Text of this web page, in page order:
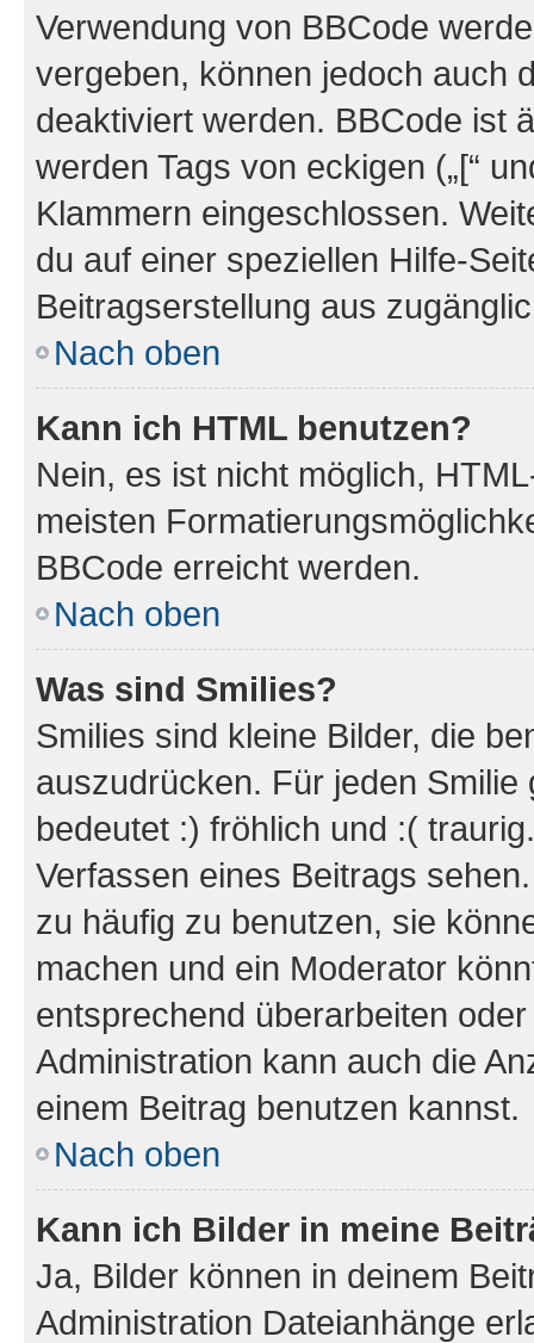
Verwendung von BBCode
vergeben, können jedoch auch
deaktiviert werden. BBCode ist
werden Tags von eckigen („[“
Klammern eingeschlossen.
du auf einer speziellen Hilfe-
Beitragserstellung aus
Nach oben
Kann ich HTML benutzen?
Nein, es ist nicht möglich,
meisten
BBCode erreicht werden.
Nach oben
Was sind Smilies?
Smilies sind kleine Bilder, die
auszudrücken. Für jeden
bedeutet :) fröhlich und :(
Verfassen eines Beitrags
zu häufig zu benutzen, sie
machen und ein Moderator
entsprechend überarbeiten
Administration kann auch die
einem Beitrag benutzen kannst.
Nach oben
Kann ich Bilder in meine
Ja, Bilder können in deinem
Administration Dateianhänge